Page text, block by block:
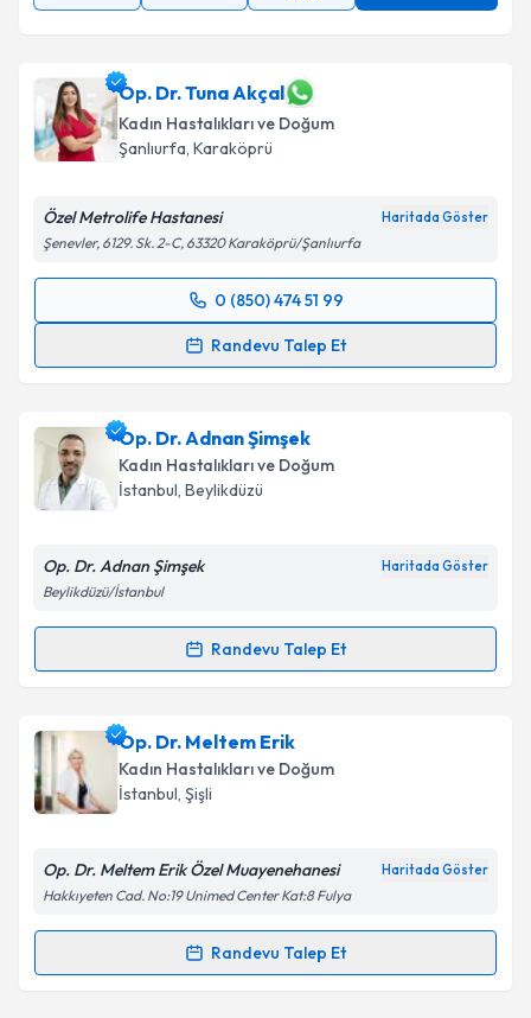
Op. Dr. Tuna Akçal
Kadın Hastalıkları ve Doğum
Şanlıurfa, Karaköprü
Özel Metrolife Hastanesi Haritada Göster
Şenevler, 6129. Sk. 2-C, 63320 Karaköprü/Şanlıurfa
0 (850) 474 51 99
Randevu Talep Et
Randevu Takvimi Talebi
takvim hazırlandığında e-posta ile bilgilendireceğiz.
E-posta Adresiniz
Kişisel verilerimin işlenmesine ilişkin
Metni'ni okudum ve kişisel verilerimin belirtilen
kapsamda işlenmesini kabul ediyorum.
Op. Dr. Adnan Şimşek
Kadın Hastalıkları ve Doğum
İstanbul, Beylikdüzü
Op. Dr. Adnan Şimşek Haritada Göster
Beylikdüzü/İstanbul
Randevu Talep Et
Randevu Takvimi Talebi
Op. Dr. Adnan Şimşek için randevu takvimi talebi
oluşturun. Size bu uzmandan randevu almanız için bir
takvim hazırlandığında e-posta ile bilgilendireceğiz.
Kişisel verilerimin işlenmesine ilişkin
Metni'ni okudum ve kişisel verilerimin belirtilen
Op. Dr. Meltem Erik
Kadın Hastalıkları ve Doğum
İstanbul, Şişli
Op. Dr. Meltem Erik Özel Muayenehanesi Haritada Göster
Hakkıyeten Cad. No:19 Unimed Center Kat:8 Fulya
Randevu Talep Et
Randevu Takvimi Talebi